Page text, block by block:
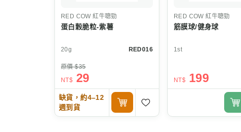
RED COW 紅牛聰勁
蛋白穀脆粒-紫薯
20g RED016
原價 $35
NT$ 29
缺貨，約4–12
週到貨
RED COW 紅牛聰勁
筋膜球/健身球
1st
NT$ 199